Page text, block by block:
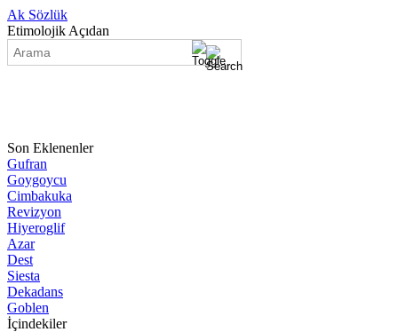
Ak Sözlük
Etimolojik Açıdan
Son Eklenenler
Gufran
Goygoycu
Cimbakuka
Revizyon
Hiyeroglif
Azar
Dest
Siesta
Dekadans
Goblen
İçindekiler